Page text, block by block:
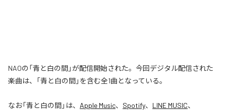
NAOの「青と白の間」が配信開始された。今回デジタル配信された
楽曲は、「青と白の間」を含む全1曲となっている。
なお「青と白の間」は、 Apple Music、 Spotify、 LINE MUSIC、